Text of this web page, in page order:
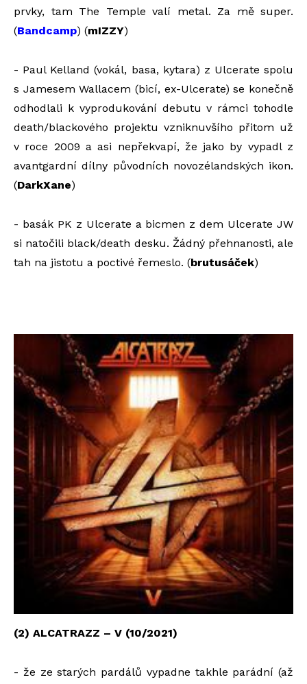
prvky, tam The Temple valí metal. Za mě super.
(Bandcamp) (mIZZY)
- Paul Kelland (vokál, basa, kytara) z Ulcerate spolu
s Jamesem Wallacem (bicí, ex-Ulcerate) se konečně
odhodlali k vyprodukování debutu v rámci tohodle
death/blackového projektu vzniknuvšího přitom už
v roce 2009 a asi nepřekvapí, že jako by vypadl z
avantgardní dílny původních novozélandských ikon.
(DarkXane)
- basák PK z Ulcerate a bicmen z dem Ulcerate JW
si natočili black/death desku. Žádný přehnanosti, ale
tah na jistotu a poctivé řemeslo. (brutusáček)
(2) ALCATRAZZ – V (10/2021)
- že ze starých pardálů vypadne takhle parádní (až